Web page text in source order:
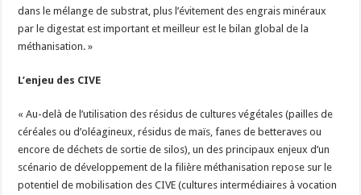
dans le mélange de substrat, plus l’évitement des engrais minéraux
par le digestat est important et meilleur est le bilan global de la
méthanisation. »
L’enjeu des CIVE
« Au-delà de l’utilisation des résidus de cultures végétales (pailles de
céréales ou d’oléagineux, résidus de maïs, fanes de betteraves ou
encore de déchets de sortie de silos), un des principaux enjeux d’un
scénario de développement de la filière méthanisation repose sur le
potentiel de mobilisation des CIVE (cultures intermédiaires à vocation